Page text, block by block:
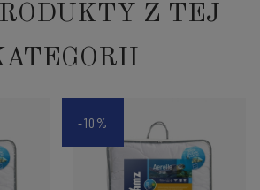
Z TEJ
-10%